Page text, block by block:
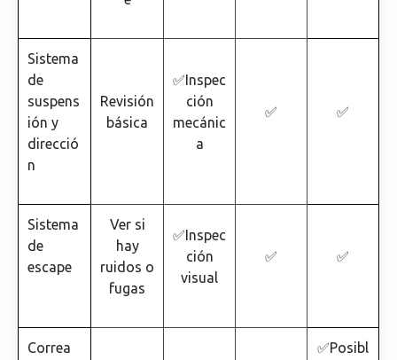
Sistema
de
suspens
ión y
direcció
n
Revisión
básica
✅Inspec
ción
mecánic
a
✅ ✅
Sistema
de
escape
Ver si
hay
ruidos o
fugas
✅Inspec
ción
visual
✅ ✅
Correa
✅Posibl